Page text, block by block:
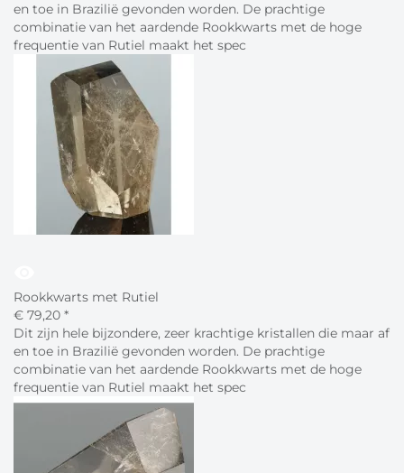
en toe in Brazilië gevonden worden. De prachtige
combinatie van het aardende Rookkwarts met de hoge
frequentie van Rutiel maakt het spec
Rookkwarts met Rutiel
€ 79,20 *
Dit zijn hele bijzondere, zeer krachtige kristallen die maar af
en toe in Brazilië gevonden worden. De prachtige
combinatie van het aardende Rookkwarts met de hoge
frequentie van Rutiel maakt het spec